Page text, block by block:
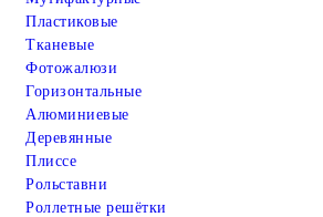
Пластиковые
Тканевые
Фотожалюзи
Горизонтальные
Алюминиевые
Деревянные
Плиссе
Рольставни
Роллетные решётки